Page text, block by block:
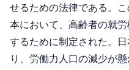
せるための法律である。
本において、高齢者の就
するために制定された。
り、労働力人口の減少が